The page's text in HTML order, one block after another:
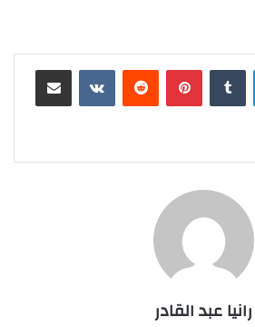
لينكدإن بينتيريست مشاركة عبر البريد
رانيا عبد القادر